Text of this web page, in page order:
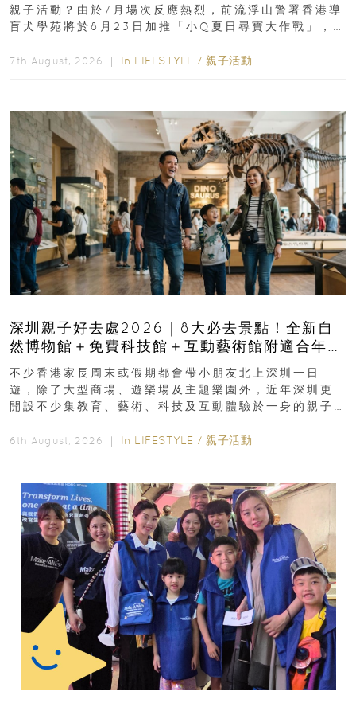
親子活動？由於7月場次反應熱烈，前流浮山警署香港導
盲犬學苑將於8月23日加推「小Q夏日尋寶大作戰」，家
7th August, 2026 ｜ In LIFESTYLE / 親子活動
深圳親子好去處2026｜8大必去景點！全新自
然博物館＋免費科技館＋互動藝術館附適合年
齡、交通、門票、開放時間
不少香港家長周末或假期都會帶小朋友北上深圳一日
遊，除了大型商場、遊樂場及主題樂園外，近年深圳更
開設不少集教育、藝術、科技及互動體驗於一身的親子
6th August, 2026 ｜ In LIFESTYLE / 親子活動